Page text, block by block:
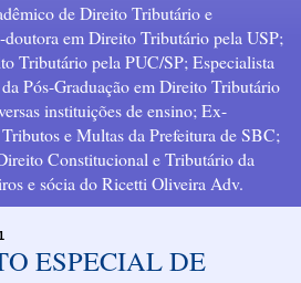
de Direito Tributário e
em Direito Tributário pela USP;
Tributário pela PUC/SP; Especialista
Pós-Graduação em Direito Tributário
instituições de ensino; Ex-
e Multas da Prefeitura de SBC;
Constitucional e Tributário da
e sócia do Ricetti Oliveira Adv.
ESPECIAL DE